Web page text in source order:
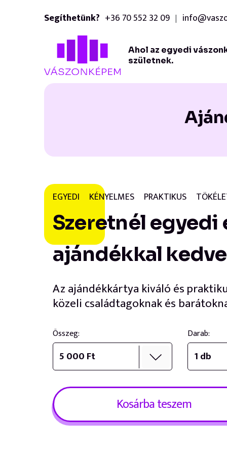
Segíthetünk? +36 70 552 32 09
Ahol az egyedi
születnek.
EGYEDI KÉNYELMES PRAKTIKUS
Szeretnél egyedi
ajándékkal
Az ajándékkártya kiváló és
közeli családtagoknak és
Összeg: Darab:
Kosárba teszem